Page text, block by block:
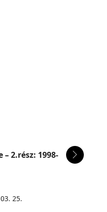
2.rész: 1998-
25.